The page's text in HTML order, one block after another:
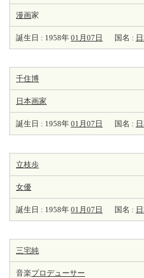
漫画家
誕生日 : 1958年 01月07日 国名 :
千住博
日本画家
誕生日 : 1958年 01月07日 国名 :
立枝歩
女優
誕生日 : 1958年 01月07日 国名 :
三宅純
音楽プロデューサー